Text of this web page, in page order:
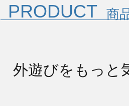
PRODUCT 商
外遊びをもっと